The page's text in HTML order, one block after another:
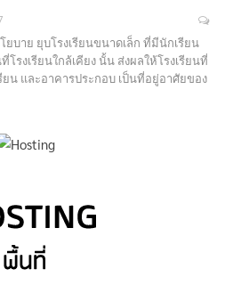
บาย ยุบโรงเรียนขนาดเล็ก ที่มีนักเรียน
รงเรียนใกล้เคียง นั้น ส่งผลให้โรงเรียนที่
ยน และอาคารประกอบ เป็นที่อยู่อาศัยของ